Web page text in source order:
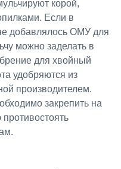
корой,
Если в
добавлялось ОМУ для
можно заделать в
для хвойный
удобряются из
производителем.
закрепить на